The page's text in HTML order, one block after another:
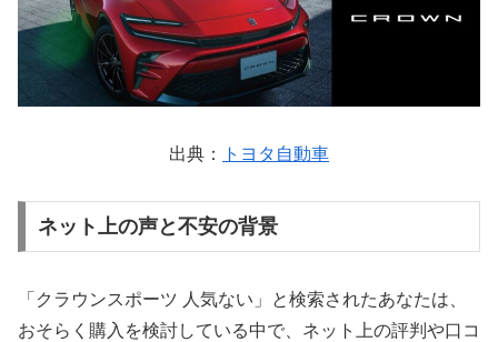
出典： トヨタ自動車
ネット上の声と不安の背景
「クラウンスポーツ 人気ない」と検索されたあなたは、
おそらく購入を検討している中で、ネット上の評判や口コ